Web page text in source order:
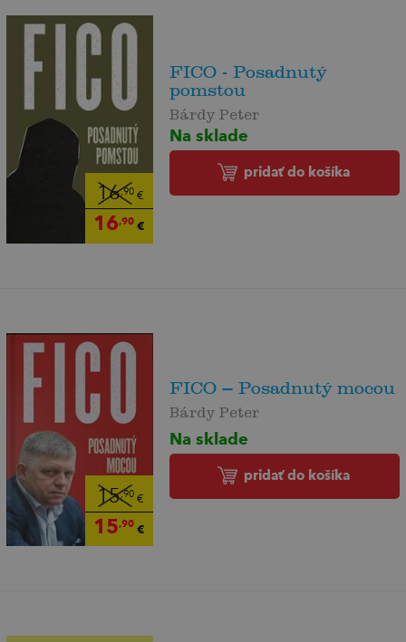
16,90€
16,90€
FICO - Posadnutý
pomstou
Bárdy Peter
Na sklade
pridať do košíka
15,90€
15,90€
FICO – Posadnutý mocou
Bárdy Peter
Na sklade
pridať do košíka